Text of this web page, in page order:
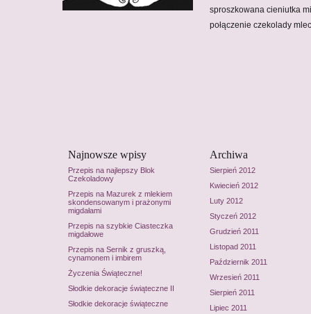
sproszkowana cieniutka
połączenie czekolady
Najnowsze wpisy
Przepis na najlepszy Blok
Czekoladowy
Przepis na Mazurek z mlekiem
skondensowanym i prażonymi
migdałami
Przepis na szybkie Ciasteczka
migdałowe
Przepis na Sernik z gruszką,
cynamonem i imbirem
Życzenia Świąteczne!
Słodkie dekoracje świąteczne II
Słodkie dekoracje świąteczne
Archiwa
Sierpień 2012
Kwiecień 2012
Luty 2012
Styczeń 2012
Grudzień 2011
Listopad 2011
Październik 2011
Wrzesień 2011
Sierpień 2011
Lipiec 2011